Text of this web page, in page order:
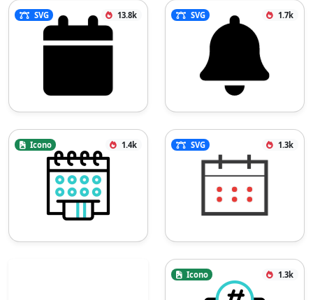
SVG 13.8k SVG 1.7k
Icono 1.4k SVG 1.3k
Icono 1.3k